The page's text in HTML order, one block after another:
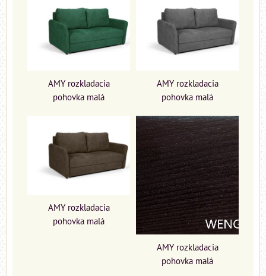
AMY rozkladacia
pohovka malá
AMY rozkladacia
pohovka malá
AMY rozkladacia
pohovka malá
AMY rozkladacia
pohovka malá